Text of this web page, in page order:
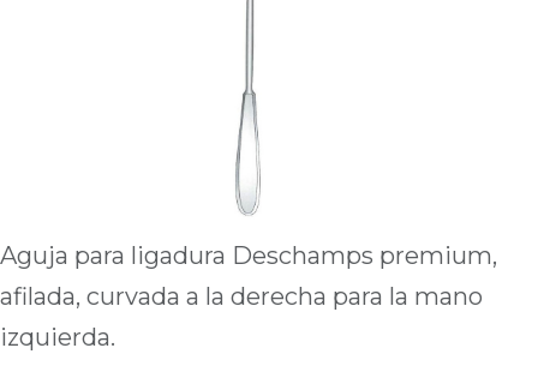
Aguja para ligadura Deschamps premium,
afilada, curvada a la derecha para la mano
izquierda.